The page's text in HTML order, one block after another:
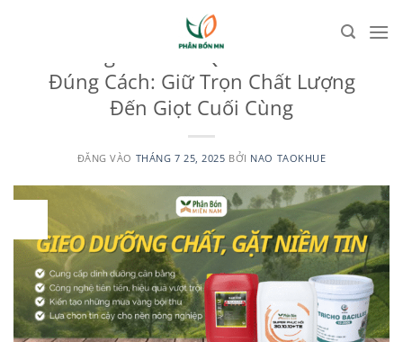
UNCATEGORIZED
Hướng Dẫn Bảo Quản Phân Bón
Đúng Cách: Giữ Trọn Chất Lượng
Đến Giọt Cuối Cùng
ĐĂNG VÀO THÁNG 7 25, 2025 BỞI NAO TAOKHUE